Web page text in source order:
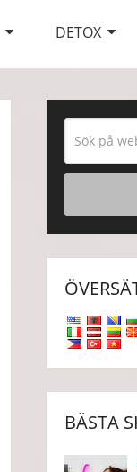
DETOX
BÄSTA